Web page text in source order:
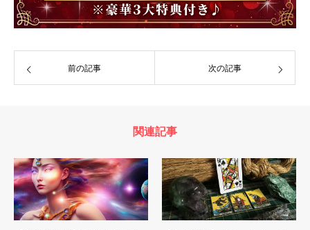
前の記事 次の記事
関連記事